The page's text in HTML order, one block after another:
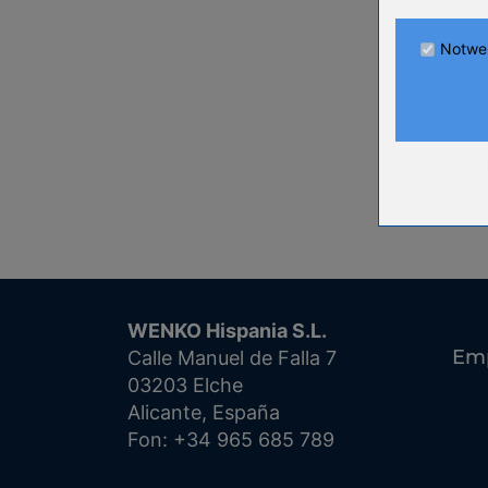
WENKO Hispania S.L.
Calle Manuel de Falla 7
03203 Elche
Alicante, España
Fon: +34 965 685 789
Name
Anbieter
Zweck
Cookie
Anbieter